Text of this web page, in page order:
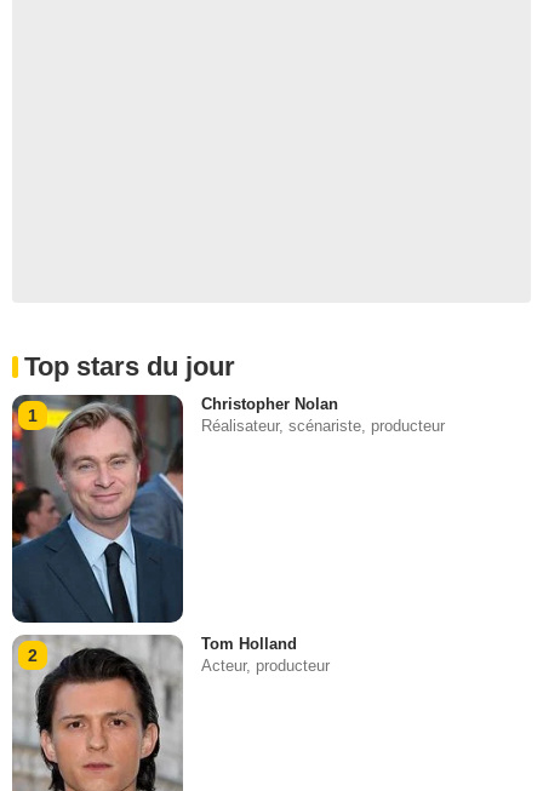
Top stars du jour
1
Christopher Nolan
Réalisateur, scénariste, producteur
2
Tom Holland
Acteur, producteur